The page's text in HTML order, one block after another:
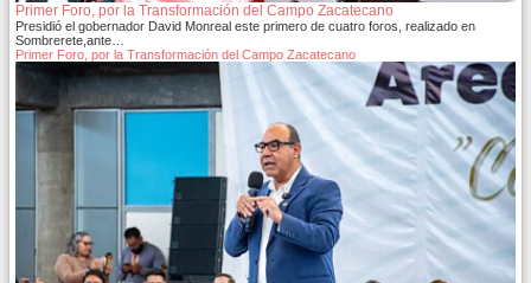
Primer Foro, por la Transformación del Campo Zacatecano
Presidió el gobernador David Monreal este primero de cuatro foros, realizado en
Sombrerete,ante…
Primer Foro, por la Transformación del Campo Zacatecano